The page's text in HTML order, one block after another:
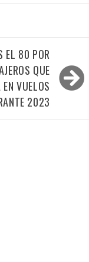
EL 80 POR
QUE
VUELOS
2023